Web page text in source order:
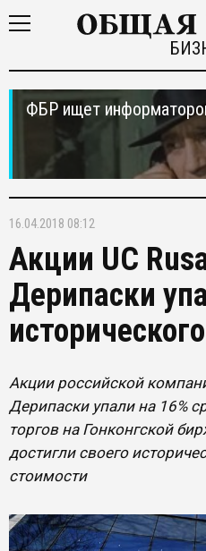
ФБР ищет
16.04.2018 08:12
Акции UC
Дерипаски
Акции российской
Дерипаски упали на 16%
торгов на Гонконгской
достигли своего
стоимости